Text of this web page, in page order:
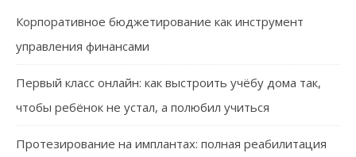
Корпоративное бюджетирование как инструмент
управления финансами
Первый класс онлайн: как выстроить учёбу дома так,
чтобы ребёнок не устал, а полюбил учиться
Протезирование на имплантах: полная реабилитация